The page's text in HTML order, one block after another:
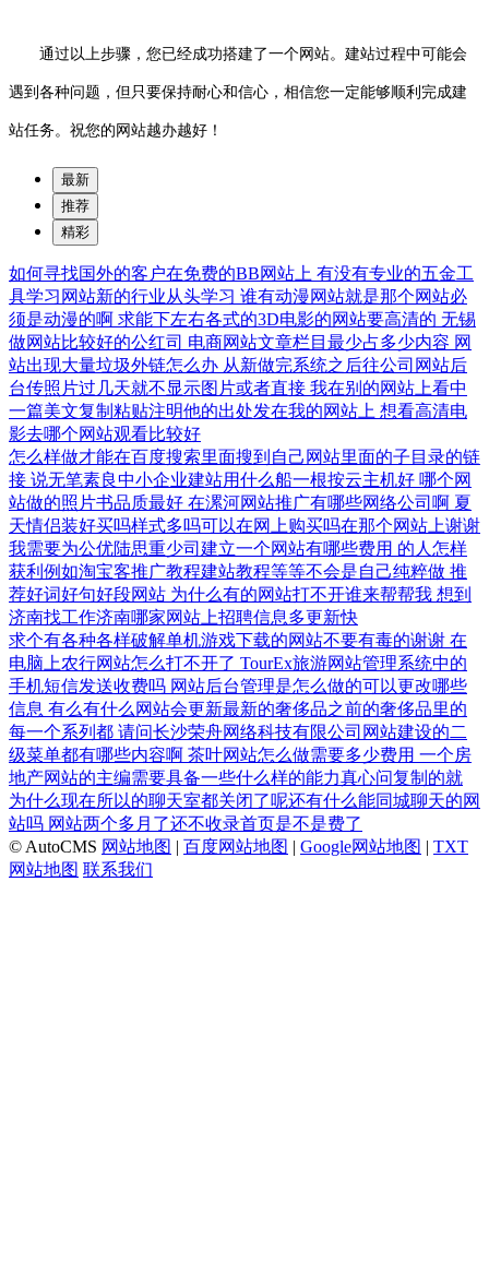
通过以上步骤，您已经成功搭建了一个网站。建站过程中可能会
遇到各种问题，但只要保持耐心和信心，相信您一定能够顺利完成建
站任务。祝您的网站越办越好！
最新
推荐
精彩
如何寻找国外的客户在免费的BB网站上 有没有专业的五金工
具学习网站新的行业从头学习 谁有动漫网站就是那个网站必
须是动漫的啊 求能下左右各式的3D电影的网站要高清的 无锡
做网站比较好的公红司 电商网站文章栏目最少占多少内容 网
站出现大量垃圾外链怎么办 从新做完系统之后往公司网站后
台传照片过几天就不显示图片或者直接 我在别的网站上看中
一篇美文复制粘贴注明他的出处发在我的网站上 想看高清电
影去哪个网站观看比较好
怎么样做才能在百度搜索里面搜到自己网站里面的子目录的链
接 说无笔素良中小企业建站用什么船一根按云主机好 哪个网
站做的照片书品质最好 在漯河网站推广有哪些网络公司啊 夏
天情侣装好买吗样式多吗可以在网上购买吗在那个网站上谢谢
我需要为公优陆思重少司建立一个网站有哪些费用 的人怎样
获利例如淘宝客推广教程建站教程等等不会是自己纯粹做 推
荐好词好句好段网站 为什么有的网站打不开谁来帮帮我 想到
济南找工作济南哪家网站上招聘信息多更新快
求个有各种各样破解单机游戏下载的网站不要有毒的谢谢 在
电脑上农行网站怎么打不开了 TourEx旅游网站管理系统中的
手机短信发送收费吗 网站后台管理是怎么做的可以更改哪些
信息 有么有什么网站会更新最新的奢侈品之前的奢侈品里的
每一个系列都 请问长沙荣舟网络科技有限公司网站建设的二
级菜单都有哪些内容啊 茶叶网站怎么做需要多少费用 一个房
地产网站的主编需要具备一些什么样的能力真心问复制的就
为什么现在所以的聊天室都关闭了呢还有什么能同城聊天的网
站吗 网站两个多月了还不收录首页是不是费了
© AutoCMS 网站地图 | 百度网站地图 | Google网站地图 | TXT
网站地图 联系我们